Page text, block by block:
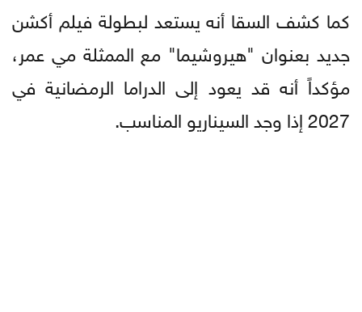
كما كشف السقا أنه يستعد لبطولة فيلم أكشن
جديد بعنوان "هيروشيما" مع الممثلة مي عمر،
مؤكداً أنه قد يعود إلى الدراما الرمضانية في
2027 إذا وجد السيناريو المناسب.